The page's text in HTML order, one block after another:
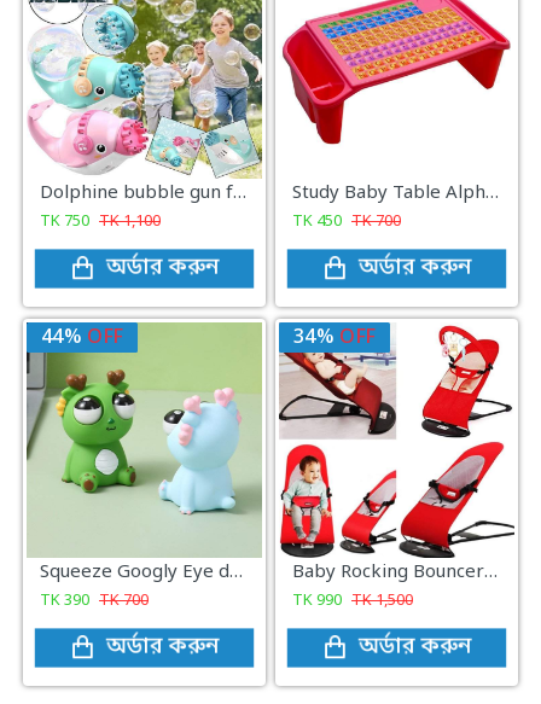
Dolphine bubble gun for kids
TK 750 TK1,100
অর্ডার করুন
Study Baby Table Alphabet design
TK 450 TK700
অর্ডার করুন
44% OFF
Squeeze Googly Eye dragon doll vent toy
TK390 TK700
অর্ডার করুন
34% OFF
Baby Rocking Bouncer Balance Soft
TK990 TK1,500
অর্ডার করুন